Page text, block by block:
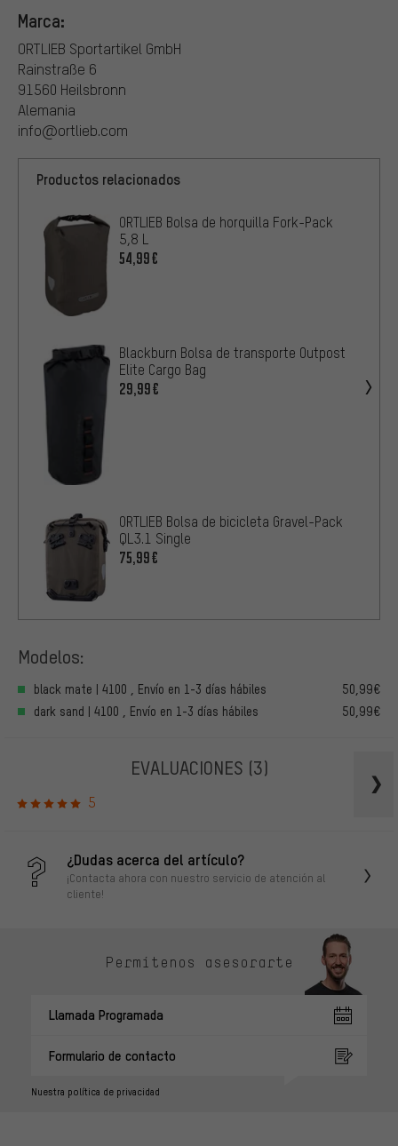
Marca:
ORTLIEB Sportartikel GmbH
Rainstraße 6
91560 Heilsbronn
Alemania
info@ortlieb.com
Productos relacionados
ORTLIEB Bolsa de horquilla Fork-Pack
5,8 L
54,99€
Blackburn Bolsa de transporte Outpost
Elite Cargo Bag
29,99€
ORTLIEB Bolsa de bicicleta Gravel-Pack
QL3.1 Single
75,99€
Modelos:
black mate | 4100 , Envío en 1-3 días hábiles
50,99€
dark sand | 4100 , Envío en 1-3 días hábiles
50,99€
EVALUACIONES (3)
5
¿Dudas acerca del artículo?
¡Contacta ahora con nuestro servicio de atención al
cliente!
Permítenos asesorarte
Llamada Programada
Formulario de contacto
Nuestra política de privacidad